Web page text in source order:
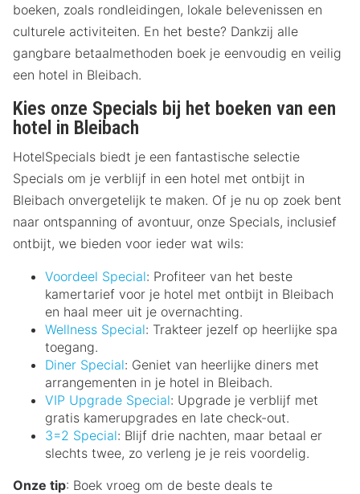
boeken, zoals rondleidingen, lokale belevenissen en
culturele activiteiten. En het beste? Dankzij alle
gangbare betaalmethoden boek je eenvoudig en veilig
een hotel in Bleibach.
Kies onze Specials bij het boeken van een
hotel in Bleibach
HotelSpecials biedt je een fantastische selectie
Specials om je verblijf in een hotel met ontbijt in
Bleibach onvergetelijk te maken. Of je nu op zoek bent
naar ontspanning of avontuur, onze Specials, inclusief
ontbijt, we bieden voor ieder wat wils:
Voordeel Special: Profiteer van het beste
kamertarief voor je hotel met ontbijt in Bleibach
en haal meer uit je overnachting.
Wellness Special: Trakteer jezelf op heerlijke spa
toegang.
Diner Special: Geniet van heerlijke diners met
arrangementen in je hotel in Bleibach.
VIP Upgrade Special: Upgrade je verblijf met
gratis kamerupgrades en late check-out.
3=2 Special: Blijf drie nachten, maar betaal er
slechts twee, zo verleng je je reis voordelig.
Onze tip: Boek vroeg om de beste deals te